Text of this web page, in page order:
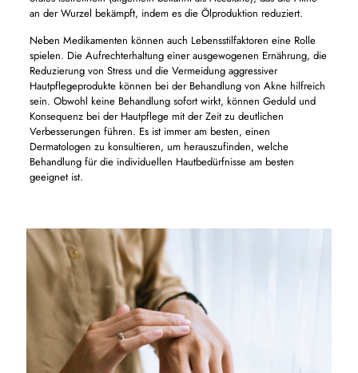
an der Wurzel bekämpft, indem es die Ölproduktion reduziert.
Neben Medikamenten können auch Lebensstilfaktoren eine Rolle
spielen. Die Aufrechterhaltung einer ausgewogenen Ernährung, die
Reduzierung von Stress und die Vermeidung aggressiver
Hautpflegeprodukte können bei der Behandlung von Akne hilfreich
sein. Obwohl keine Behandlung sofort wirkt, können Geduld und
Konsequenz bei der Hautpflege mit der Zeit zu deutlichen
Verbesserungen führen. Es ist immer am besten, einen
Dermatologen zu konsultieren, um herauszufinden, welche
Behandlung für die individuellen Hautbedürfnisse am besten
geeignet ist.